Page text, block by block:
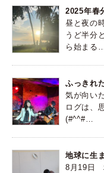
2025年春
昼と夜の
うど半分
ら始まる
ふっきれ
気が向い
ログは、
(#^^#…
地球に生
8月19日